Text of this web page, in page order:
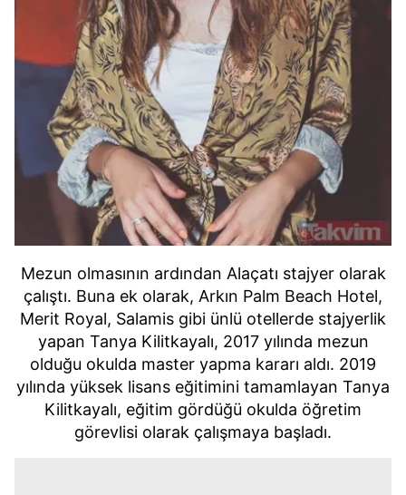
Mezun olmasının ardından Alaçatı stajyer olarak
çalıştı. Buna ek olarak, Arkın Palm Beach Hotel,
Merit Royal, Salamis gibi ünlü otellerde stajyerlik
yapan Tanya Kilitkayalı, 2017 yılında mezun
olduğu okulda master yapma kararı aldı. 2019
yılında yüksek lisans eğitimini tamamlayan Tanya
Kilitkayalı, eğitim gördüğü okulda öğretim
görevlisi olarak çalışmaya başladı.